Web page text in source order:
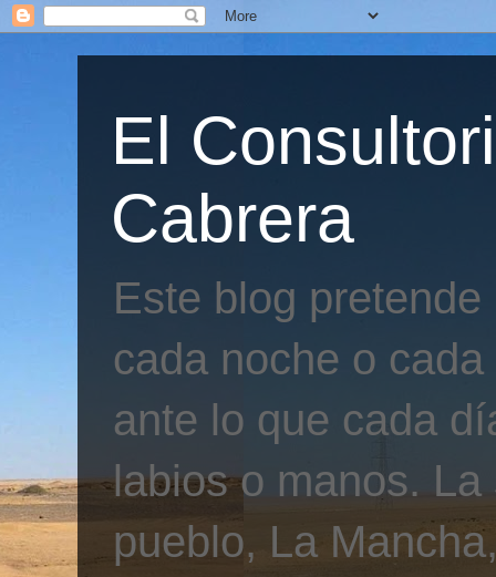
El
Cabrera
Este blog
cada noche o
ante lo que cada
labios o manos.
pueblo, La